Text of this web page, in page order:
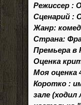
Режиссер :
Сценарий :
Жанр:
Страна:
Премьера в
Оценка
Моя оценка
Коротко :
зале